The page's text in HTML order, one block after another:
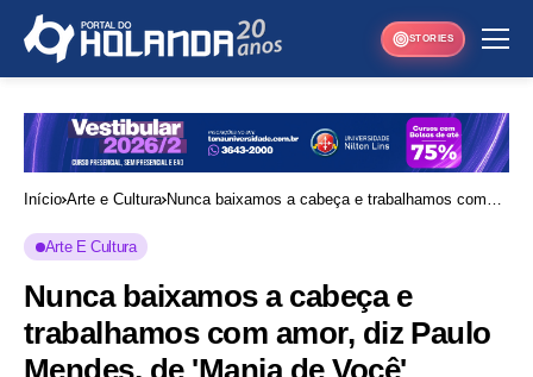
STORIES
Início Arte e Cultura Nunca baixamos a cabeça e trabalhamos com
Arte E Cultura
Nunca baixamos a cabeça e
trabalhamos com amor, diz Paulo